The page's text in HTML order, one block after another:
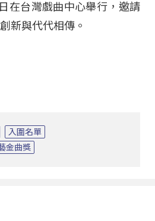
在台灣戲曲中心舉行，邀請
新與代代相傳。
入圍名單
金曲獎